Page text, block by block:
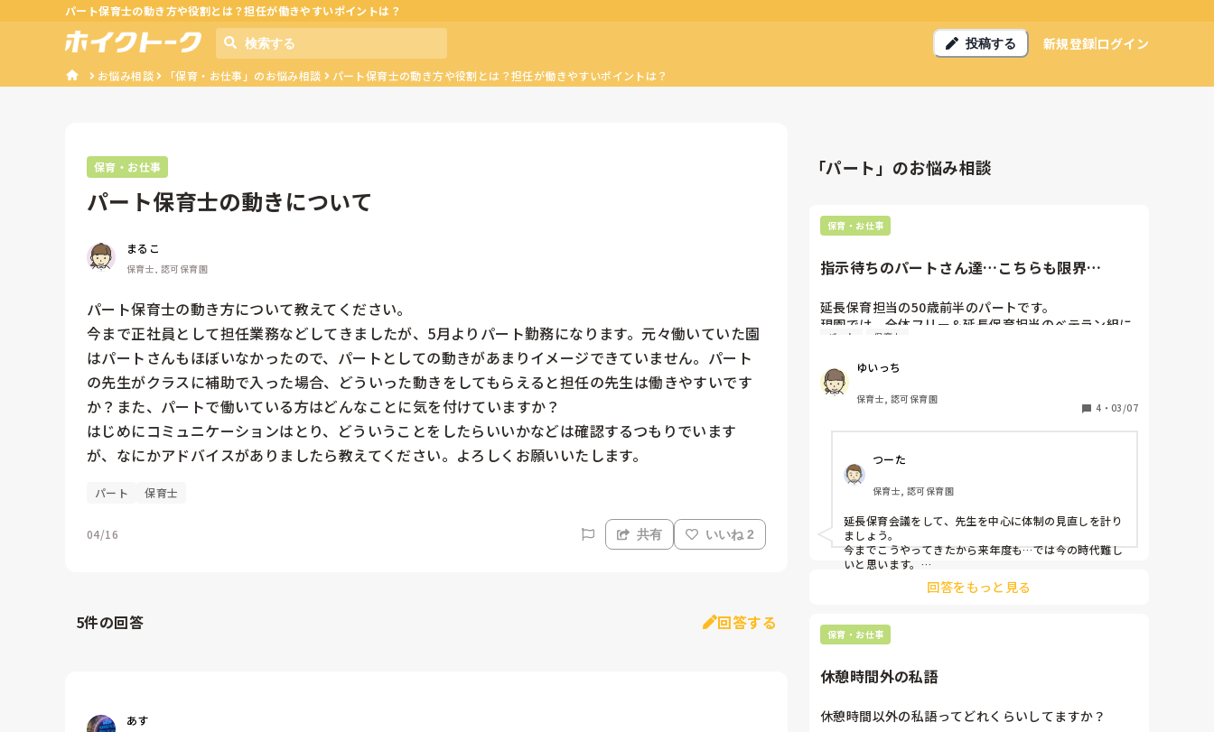
パート保育士の動き方や役割とは？担任が働きやすいポイントは？
投稿する 新規登録ログイン
お悩み相談 「保育・お仕事」のお悩み相談 パート保育士の動き方や役割とは？担任が働きやすいポイントは？
保育・お仕事
パート保育士の動きについて
まるこ
保育士, 認可保育園
パート保育士の動き方について教えてください。
今まで正社員として担任業務などしてきましたが、5月よりパート勤務になります。元々働いていた園
はパートさんもほぼいなかったので、パートとしての動きがあまりイメージできていません。パート
の先生がクラスに補助で入った場合、どういった動きをしてもらえると担任の先生は働きやすいです
か？また、パートで働いている方はどんなことに気を付けていますか？
はじめにコミュニケーションはとり、どういうことをしたらいいかなどは確認するつもりでいます
が、なにかアドバイスがありましたら教えてください。よろしくお願いいたします。
パート 保育士
04/16 共有 いいね 2
5件の回答 回答する
あす
「パート」のお悩み相談
保育・お仕事
指示待ちのパートさん達…こちらも限界…
延長保育担当の50歳前半のパートです。
現園では、全体フリー＆延長保育担当のベテラン組に
なります。
時短パート4人がそれぞれ扶養範囲内での働き方で出
勤曜日も様々です。
去年の秋頃から正規フリーで1人の先生が延長保育の
時間（30分程度）に体制によって加わる時もありま
以前から他のパートさん達の保育に対する無責任な部
分、人任せ、動きが鈍い…年齢層が高いからなのか？
など私なりに不満。
みなさん指示待ちで自分から動かない…座ってるだ
け。
私が保護者対応中に子どもが抜け出しても気づかな
い、追いかけない…私が、対応を中断して追いかけ
人が3人〜4人固まる。膝に1人の子どもを座らせてマ
ンツーマンやら1番危険な0歳児やトラブルを起こす子
どもはほったらかし…幼児の所には誰も大人がいな
い…
1人でバタバタ動いてます。3人〜4人の先生にその都
パート 保育士
ゆいっち
保育士, 認可保育園
4 ・ 03/07
つーた
保育士, 認可保育園
延長保育会議をして、先生を中心に体制の見直しを計り
ましょう。
今までこうやってきたから来年度も…では今の時代難し
いと思います。
自分の当たり前は他人の非常識。
も、そこまで考えずにその日の職務をこなしていれば、
見えるものは見えません。
これは、日中の保育からパート保育士が多い環境で主任
口頭の指示だけでは、行き届かない。限界がどうしても
ありました。
回答をもっと見る
保育・お仕事
休憩時間外の私語
休憩時間以外の私語ってどれくらいしてますか？